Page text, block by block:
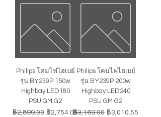
Philips โคมไฟไฮเบย์
รุ่น BY239P 150w
Highbay LED180
PSU GM G2
ราคาปกติ
฿2,899.00 ราคาขายลด
฿2,754.05
Philips โคมไฟไฮเบย์
รุ่น BY239P 200w
Highbay LED240
PSU GM G2
ราคาปกติ
฿3,169.00 ราคาขายลด
฿3,010.55